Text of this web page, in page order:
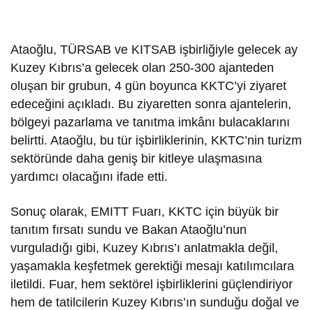
Ataoğlu, TÜRSAB ve KITSAB işbirliğiyle gelecek ay
Kuzey Kıbrıs’a gelecek olan 250-300 ajanteden
oluşan bir grubun, 4 gün boyunca KKTC’yi ziyaret
edeceğini açıkladı. Bu ziyaretten sonra ajantelerin,
bölgeyi pazarlama ve tanıtma imkânı bulacaklarını
belirtti. Ataoğlu, bu tür işbirliklerinin, KKTC’nin turizm
sektöründe daha geniş bir kitleye ulaşmasına
yardımcı olacağını ifade etti.
Sonuç olarak, EMITT Fuarı, KKTC için büyük bir
tanıtım fırsatı sundu ve Bakan Ataoğlu’nun
vurguladığı gibi, Kuzey Kıbrıs’ı anlatmakla değil,
yaşamakla keşfetmek gerektiği mesajı katılımcılara
iletildi. Fuar, hem sektörel işbirliklerini güçlendiriyor
hem de tatilcilerin Kuzey Kıbrıs’ın sunduğu doğal ve